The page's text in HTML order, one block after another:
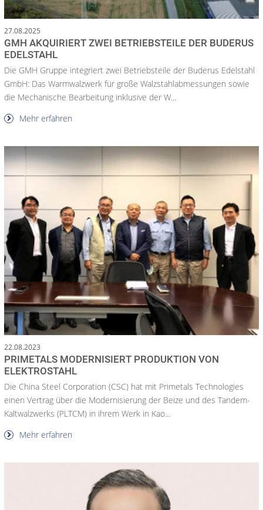
27.08.2025
GMH AKQUIRIERT ZWEI BETRIEBSTEILE DER BUDERUS
EDELSTAHL
Die GMH Gruppe integriert zwei Betriebsteile der Buderus Edelstahl
GmbH: Das Warmwalzwerk für große Walzstahlabmessungen sowie
die Mechanische Bearbeitung inklusive der W...
Mehr erfahren
22.08.2023
PRIMETALS MODERNISIERT PRODUKTION VON
ELEKTROSTAHL
Die China Steel Corporation (CSC) hat mit Primetals Technologies
einen Vertrag über die Modernisierung der Beize und des Tandem-
Kaltwalzwerks (PLTCM) in ihrem Werk in Kao...
Mehr erfahren